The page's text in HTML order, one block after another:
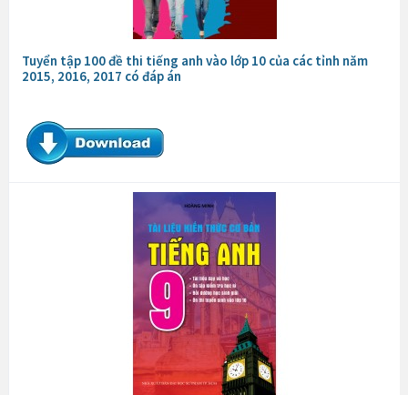
Tuyển tập 100 đề thi tiếng anh vào lớp 10 của các tỉnh năm
2015, 2016, 2017 có đáp án